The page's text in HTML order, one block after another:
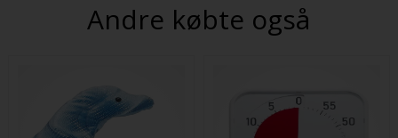
Andre købte også